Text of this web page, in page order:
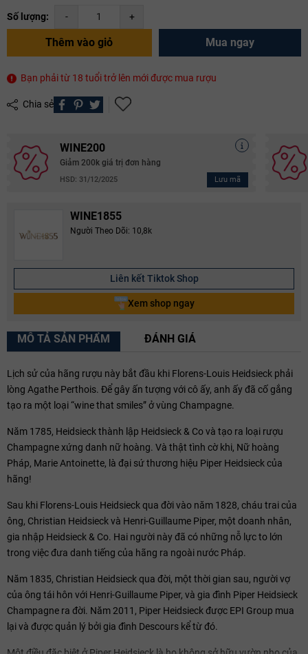
Số lượng: - +
Thêm vào giỏ Mua ngay
Bạn phải từ 18 tuổi trở lên mới được mua rượu
Chia sẻ
WINE200
Giảm 200k giá trị đơn hàng
HSD: 31/12/2025 Lưu mã
WINE1855
Người Theo Dõi: 10,8k
Liên kết Tiktok Shop
Xem shop ngay
MÔ TẢ SẢN PHẨM ĐÁNH GIÁ
Lịch sử của hãng rượu này bắt đầu khi Florens-Louis Heidsieck phải
lòng Agathe Perthois. Để gây ấn tượng với cô ấy, anh ấy đã cố gắng
tạo ra một loại “wine that smiles” ở vùng Champagne.
Năm 1785, Heidsieck thành lập Heidsieck & Co và tạo ra loại rượu
Champagne xứng danh nữ hoàng. Và thật tình cờ khi, Nữ hoàng
Pháp, Marie Antoinette, là đại sứ thương hiệu Piper Heidsieck của
hãng!
Sau khi Florens-Louis Heidsieck qua đời vào năm 1828, cháu trai của
ông, Christian Heidsieck và Henri-Guillaume Piper, một doanh nhân,
gia nhập Heidsieck & Co. Hai người này đã có những nỗ lực to lớn
trong việc đưa danh tiếng của hãng ra ngoài nước Pháp.
Năm 1835, Christian Heidsieck qua đời, một thời gian sau, người vợ
của ông tái hôn với Henri-Guillaume Piper, và gia đình Piper Heidsieck
Champagne ra đời. Năm 2011, Piper Heidsieck được EPI Group mua
lại và được quản lý bởi gia đình Descours kể từ đó.